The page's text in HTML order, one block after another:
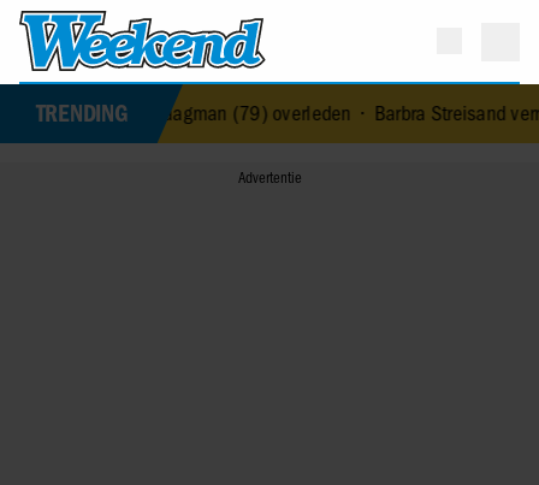
TRENDING
zangeres Jerney Kaagman (79) overleden• Barbra Streisand